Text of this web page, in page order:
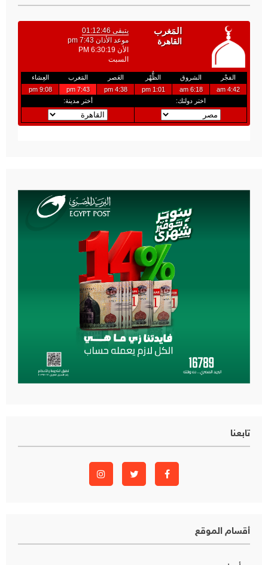
تابعنا
أقسام الموقع